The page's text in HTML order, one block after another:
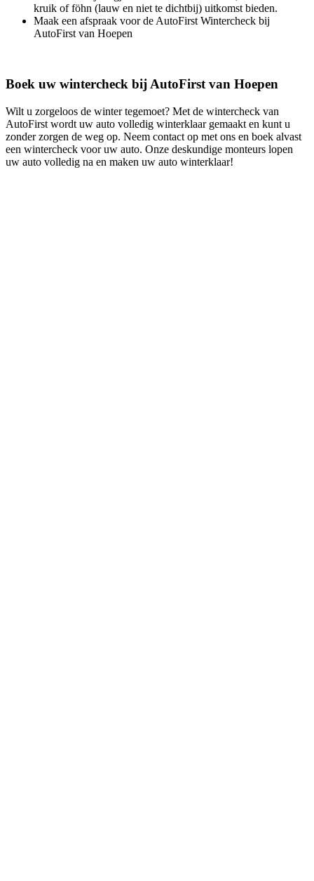
kruik of föhn (lauw en niet te dichtbij) uitkomst bieden.
Maak een afspraak voor de AutoFirst Wintercheck bij
AutoFirst van Hoepen
Boek uw wintercheck bij AutoFirst van Hoepen
Wilt u zorgeloos de winter tegemoet? Met de wintercheck van
AutoFirst wordt uw auto volledig winterklaar gemaakt en kunt u
zonder zorgen de weg op. Neem contact op met ons en boek alvast
een wintercheck voor uw auto. Onze deskundige monteurs lopen
uw auto volledig na en maken uw auto winterklaar!